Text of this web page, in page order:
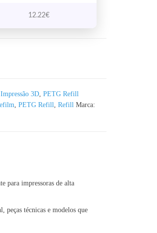
12.22€
Impressão 3D, PETG Refill
, PETG Refill, Refill Marca:
para impressoras de alta
peças técnicas e modelos que